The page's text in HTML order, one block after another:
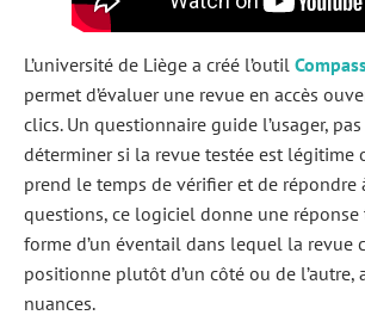
L’université de Liège a créé l’outil
permet d’évaluer une revue en accès
clics. Un questionnaire guide l’usager,
déterminer si la revue testée est légitime
prend le temps de vérifier et de répondre
questions, ce logiciel donne une réponse
forme d’un éventail dans lequel la revue
positionne plutôt d’un côté ou de l’autre,
nuances.